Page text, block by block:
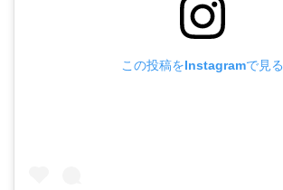
この投稿をInstagramで見る